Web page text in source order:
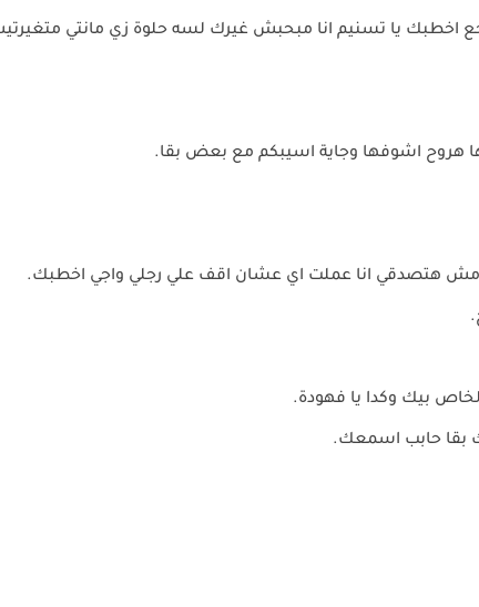
اخطبك يا تسنيم انا مبحبش غيرك لسه حلوة زي مانتي
هروح اشوفها وجاية اسيبكم مع بعض بقا.
مش هتصدقي انا عملت اي عشان اقف علي رجلي واجي اخطبك.
بيك وكدا يا فهودة.
بقا حابب اسمعك.